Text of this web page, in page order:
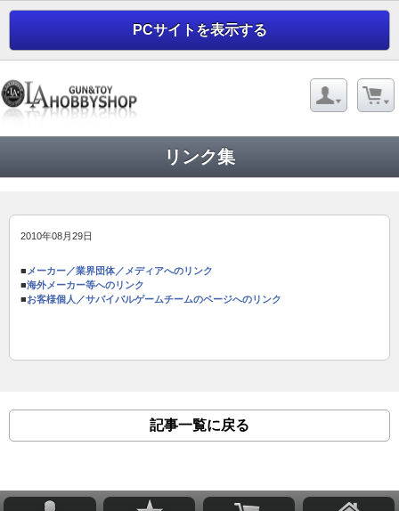
PCサイトを表示する
リンク集
2010年08月29日
■ メーカー／業界団体／メディアへのリンク
■海外メーカー等へのリンク
■お客様個人／サバイバルゲームチームのページへのリンク
記事一覧に戻る